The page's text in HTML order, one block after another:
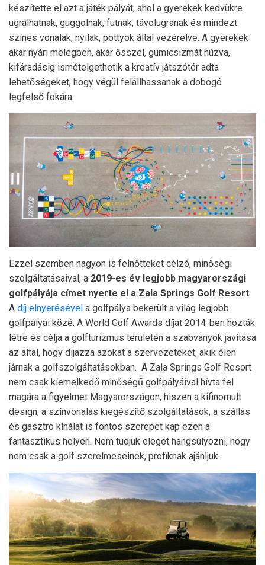
készítette el azt a játék pályát, ahol a gyerekek kedvükre
ugrálhatnak, guggolnak, futnak, távolugranak és mindezt
színes vonalak, nyilak, pöttyök által vezérelve. A gyerekek
akár nyári melegben, akár ősszel, gumicsizmát húzva,
kifáradásig ismételgethetik a kreatív játszótér adta
lehetőségeket, hogy végül felállhassanak a dobogó
legfelső fokára.
Ezzel szemben nagyon is felnőtteket célzó, minőségi
szolgáltatásaival, a 2019-es év legjobb magyarországi
golfpályája címet nyerte el a Zala Springs Golf Resort.
A díj elnyerésével a golfpálya bekerült a világ legjobb
golfpályái közé. A World Golf Awards díjat 2014-ben hozták
létre és célja a golfturizmus területén a szabványok javítása
az által, hogy díjazza azokat a szervezeteket, akik élen
járnak a golfszolgáltatásokban. A Zala Springs Golf Resort
nem csak kiemelkedő minőségű golfpályáival hívta fel
magára a figyelmet Magyarországon, hiszen a kifinomult
design, a színvonalas kiegészítő szolgáltatások, a szállás
és gasztro kínálat is fontos szerepet kap ezen a
fantasztikus helyen. Nem tudjuk eleget hangsúlyozni, hogy
nem csak a golf szerelmeseinek, profiknak ajánljuk.